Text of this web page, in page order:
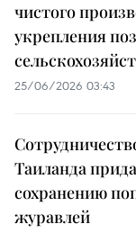
чистого
укрепления
25/06/2026 03:43
Таиланда
сохранению
журавлей